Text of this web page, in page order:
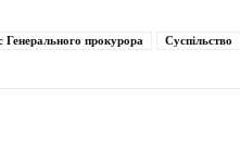
Генерального прокурора Суспільство